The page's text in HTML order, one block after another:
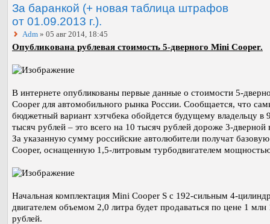
За баранкой (+ новая таблица штрафов
от 01.09.2013 г.).
Adm » 05 авг 2014, 18:45
Опубликована рублевая стоимость 5-дверного Mini Cooper.
В интернете опубликованы первые данные о стоимости 5-
Cooper для автомобильного рынка России. Сообщается, что
бюджетный вариант хэтчбека обойдется будущему владельцу в
тысяч рублей – это всего на 10 тысяч рублей дороже 3-дверной
За указанную сумму российские автолюбители получат
Cooper, оснащенную 1,5-литровым турбодвигателем
Начальная комплектация Mini Cooper S с 192-сильным 4-
двигателем объемом 2,0 литра будет продаваться по цене 1 млн
рублей.